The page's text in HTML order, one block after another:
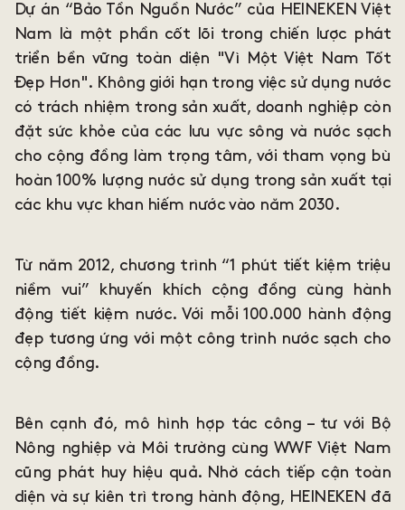
Dự án “Bảo Tồn Nguồn Nước” của HEINEKEN Việt
Nam là một phần cốt lõi trong chiến lược phát
triển bền vững toàn diện "Vì Một Việt Nam Tốt
Đẹp Hơn". Không giới hạn trong việc sử dụng nước
có trách nhiệm trong sản xuất, doanh nghiệp còn
đặt sức khỏe của các lưu vực sông và nước sạch
cho cộng đồng làm trọng tâm, với tham vọng bù
hoàn 100% lượng nước sử dụng trong sản xuất tại
các khu vực khan hiếm nước vào năm 2030.
Từ năm 2012, chương trình “1 phút tiết kiệm triệu
niềm vui” khuyến khích cộng đồng cùng hành
động tiết kiệm nước. Với mỗi 100.000 hành động
đẹp tương ứng với một công trình nước sạch cho
cộng đồng.
Bên cạnh đó, mô hình hợp tác công – tư với Bộ
Nông nghiệp và Môi trường cùng WWF Việt Nam
cũng phát huy hiệu quả. Nhờ cách tiếp cận toàn
diện và sự kiên trì trong hành động, HEINEKEN đã